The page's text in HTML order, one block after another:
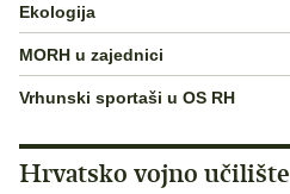
Ekologija
MORH u zajednici
Vrhunski sportaši u OS RH
Hrvatsko vojno učilište